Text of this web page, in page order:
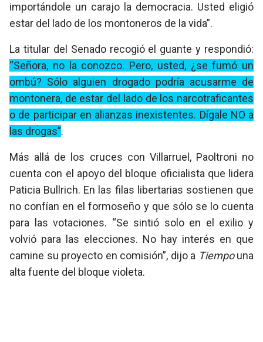
importándole un carajo la democracia. Usted eligió
estar del lado de los montoneros de la vida”.
La titular del Senado recogió el guante y respondió:
“Señora, no la conozco. Pero, usted, ¿se fumó un
ombú? Sólo alguien drogado podría acusarme de
montonera, de estar del lado de los narcotraficantes
o de participar en alianzas inexistentes. Dígale NO a
las drogas”.
Más allá de los cruces con Villarruel, Paoltroni no
cuenta con el apoyo del bloque oficialista que lidera
Paticia Bullrich. En las filas libertarias sostienen que
no confían en el formoseño y que sólo se lo cuenta
para las votaciones. “Se sintió solo en el exilio y
volvió para las elecciones. No hay interés en que
camine su proyecto en comisión”, dijo a Tiempouna
alta fuente del bloque violeta.